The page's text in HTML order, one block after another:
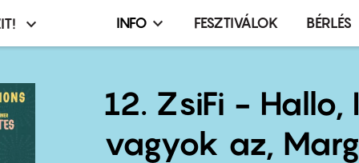
Infó,
terembérlés
menü
INFO FESZTIVÁLOK BÉRLÉS
12. ZsiFi - Hallo,
vagyok az,